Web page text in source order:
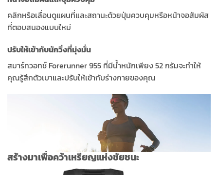
คลิกหรือเลื่อนดูแผนที่และสถานะด้วยปุ่มควบคุมหรือหน้าจอสัมผัส
ที่ตอบสนองแบบใหม่
ปรับให้เข้ากับนักวิ่งที่มุ่งมั่น
สมาร์ทวอทช์ Forerunner 955 ที่มีน้ำหนักเพียง 52 กรัมจะทำให้
คุณรู้สึกตัวเบาและปรับให้เข้ากับร่างกายของคุณ
สร้างมาเพื่อคว้าเหรียญแห่งชัยชนะ